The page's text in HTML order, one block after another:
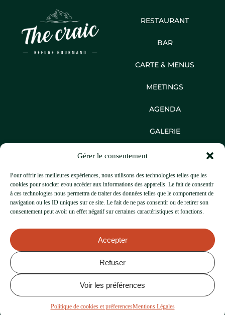
Gérer le consentement
Pour offrir les meilleures expériences, nous utilisons des technologies telles que les
cookies pour stocker et/ou accéder aux informations des appareils. Le fait de consentir
à ces technologies nous permettra de traiter des données telles que le comportement de
navigation ou les ID uniques sur ce site. Le fait de ne pas consentir ou de retirer son
consentement peut avoir un effet négatif sur certaines caractéristiques et fonctions.
Accepter
Refuser
Voir les préférences
Politique de cookies et préferencesMentions Légales
RESTAURANT
BAR
CARTE & MENUS
MEETINGS
AGENDA
GALERIE
CONTACT
74000, Annecy
+33 4 50 33 54 52
contact@thecraic.fr
MENTIONS LÉGALES